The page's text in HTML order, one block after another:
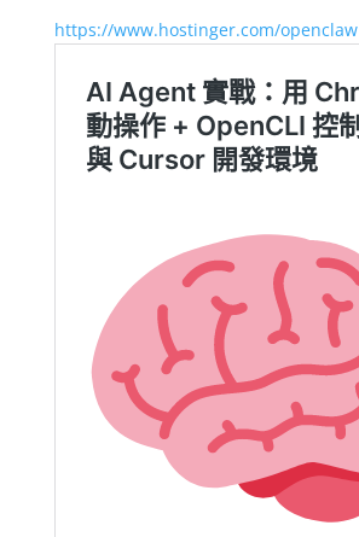
https://www.hostinger.com/openclaw